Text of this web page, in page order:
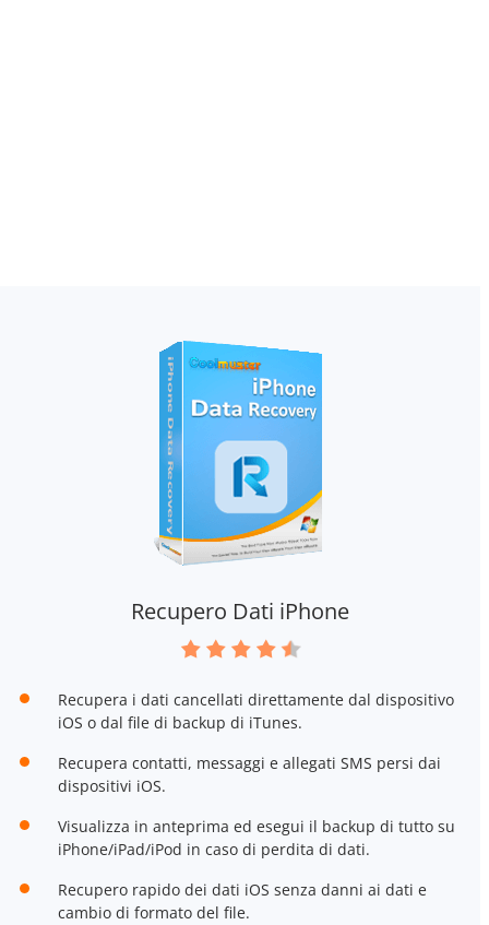
Recupero Dati iPhone
Recupera i dati cancellati direttamente dal dispositivo
iOS o dal file di backup di iTunes.
Recupera contatti, messaggi e allegati SMS persi dai
dispositivi iOS.
Visualizza in anteprima ed esegui il backup di tutto su
iPhone/iPad/iPod in caso di perdita di dati.
Recupero rapido dei dati iOS senza danni ai dati e
cambio di formato del file.